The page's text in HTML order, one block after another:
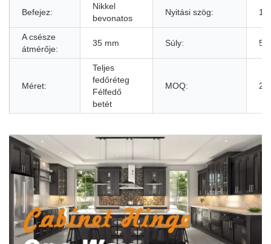
Befejez:
Nikkel
bevonatos
Nyitási szög:
A csésze
átmérője:
35 mm Súly:
Méret:
Teljes
fedőréteg
Félfedő
betét
MOQ: